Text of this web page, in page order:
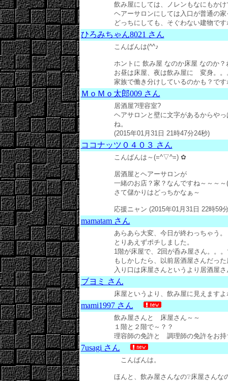
飲み屋にしては、ノレンもなにもか
ヘアーサロンにしては入口が普通の
どっちにしても、そぐわない建物で
ひろみちゃん8021 さん
こんばんは(^^♪
ホントに 飲み屋 なのか床屋 なのか？
お昼は床屋、夜は飲み屋に 変身。。
家族で働き分けしているのかも？で
ＭｏＭｏ太郎009 さん
居酒屋?理容室?
ヘアサロンと壁に文字があるからや
ね。
(2015年01月31日 21時47分24秒)
ココナッツ０４０３ さん
こんばんは～(=^▽^=) ✿
居酒屋とヘアーサロンが
一緒のお店？家？なんですね～～～
さて儲かりはどっちかなぁ～
応援ニャン (2015年01月31日 22時59
mamatam さん
あらあら大変、今日が終わっちゃう。
とりあえずポチしました。
1階が床屋で、2回が呑み屋さん。。
もしかしたら、以前居酒屋さんだっ
入り口は床屋さんというより居酒屋
ブヨミ さん
床屋というより、飲み屋に見えます
mami1997 さん
飲み屋さんと 床屋さん～～
１階と２階で～？？
理容師の免許と 調理師の免許をお持
7usagi さん
こんばんは。
ほんと、飲み屋さんなの❔床屋さんな